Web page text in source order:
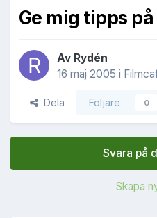
Ge mig tipps
Av Rydén
16 maj 2005 i
Dela Följare 0
Svara på
Skapa